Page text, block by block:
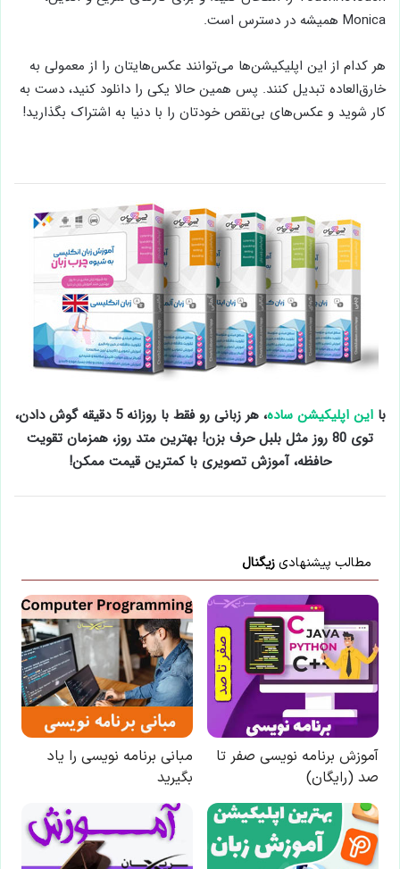
Monica همیشه در دسترس است.
هر کدام از این اپلیکیشن‌ها می‌توانند عکس‌هایتان را از معمولی به
خارق‌العاده تبدیل کنند. پس همین حالا یکی را دانلود کنید، دست به
کار شوید و عکس‌های بی‌نقص خودتان را با دنیا به اشتراک بگذارید!
بااین اپلیکیشن ساده
، هر زبانی رو فقط با روزانه 5 دقیقه گوش دادن،
توی 80 روز مثل بلبل حرف بزن! بهترین متد روز، همزمان تقویت
حافظه، آموزش تصویری با کمترین قیمت ممکن!